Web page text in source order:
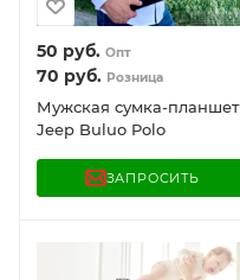
50 руб. Опт
70 руб. Розница
Мужская cумка-планшет
Jeep Buluo Polo
ЗАПРОСИТЬ